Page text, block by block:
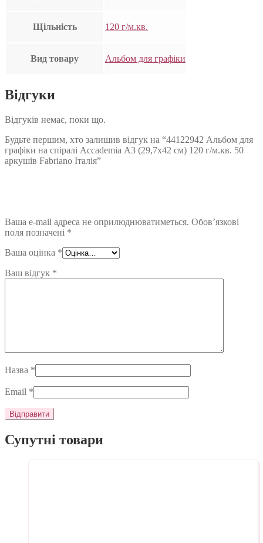
Щільність 120 г/м.кв.
Вид товару Альбом для графіки
Відгуки
Відгуків немає, поки що.
Будьте першим, хто залишив відгук на “44122942 Альбом для
графіки на спіралі Accademia А3 (29,7х42 см) 120 г/м.кв. 50
аркушів Fabriano Італія”
Ваша e-mail адреса не оприлюднюватиметься. Обов’язкові
поля позначені *
Ваша оцінка *
Ваш відгук *
Назва *
Email *
Супутні товари